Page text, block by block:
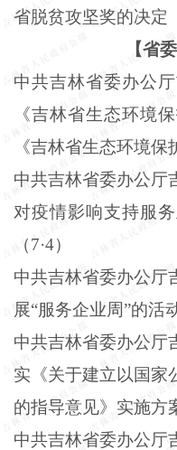
省脱贫攻坚奖的决定
【省
中共吉林省委办公
《吉林省生态环境
《吉林省生态环境保
中共吉林省委办公厅
对疫情影响支持服
（7·4）
中共吉林省委办公厅
展“服务企业周”的活
中共吉林省委办公厅
实《关于建立以国家
的指导意见》实施方
中共吉林省委办公厅